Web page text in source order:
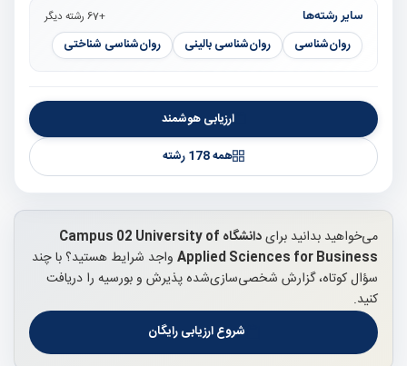
سایر رشته‌ها +67 رشته دیگر
روان‌شناسی روان‌شناسی بالینی روان‌شناسی شناختی
ارزیابی هوشمند
همه 178 رشته
می‌خواهید بدانید برای
دانشگاه Campus 02 University of
Applied Sciences for Business واجد شرایط هستید؟ با چند
سؤال کوتاه، گزارش شخصی‌سازی‌شده پذیرش و بورسیه را دریافت
کنید.
شروع ارزیابی رایگان